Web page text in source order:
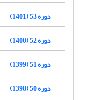
دوره 53 (1401)
دوره 52 (1400)
دوره 51 (1399)
دوره 50 (1398)